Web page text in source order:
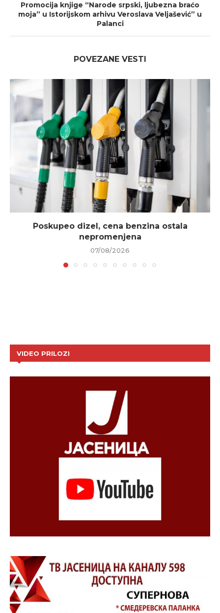
Promocija knjige “Narode srpski, ljubezna braćo
moja” u Istorijskom arhivu Veroslava Veljašević” u
Palanci
POVEZANE VESTI
Poskupeo dizel, cena benzina ostala
nepromenjena
07/08/2026
VIDEO PRILOZI